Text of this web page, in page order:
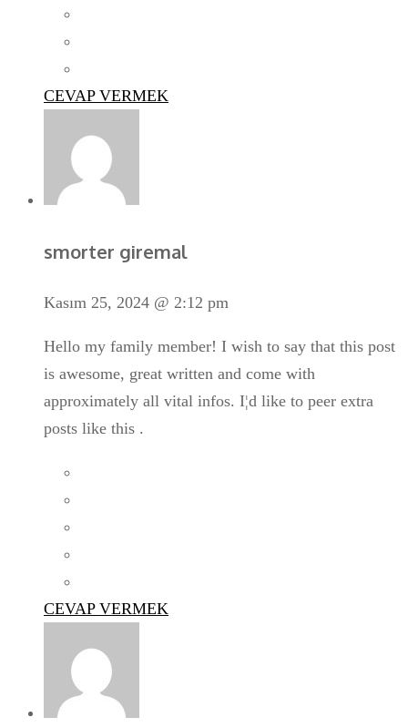
CEVAP VERMEK
smorter giremal
Kasım 25, 2024 @ 2:12 pm
Hello my family member! I wish to say that this post
is awesome, great written and come with
approximately all vital infos. I¦d like to peer extra
posts like this .
CEVAP VERMEK